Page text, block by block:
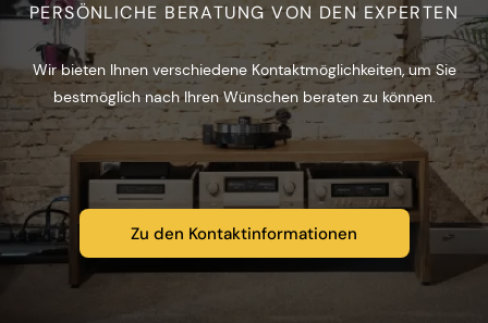
PERSÖNLICHE BERATUNG VON DEN EXPERTEN
Wir bieten Ihnen verschiedene Kontaktmöglichkeiten, um Sie
bestmöglich nach Ihren Wünschen beraten zu können.
Zu den Kontaktinformationen